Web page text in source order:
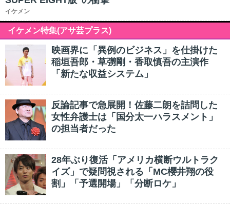
イケメン
イケメン特集(アサ芸プラス)
映画界に「異例のビジネス」を仕掛けた
稲垣吾郎・草彅剛・香取慎吾の主演作
「新たな収益システム」
反論記事で急展開！佐藤二朗を詰問した
女性弁護士は「国分太一ハラスメント」
の担当者だった
28年ぶり復活「アメリカ横断ウルトラク
イズ」で疑問視される「MC櫻井翔の役
割」「予選開場」「分断ロケ」